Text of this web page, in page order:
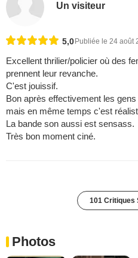
Un visiteur
5,0 Publiée le 24 août
Excellent thrilier/policier où des
prennent leur revanche.
C'est jouissif.
Bon après effectivement les
mais en même temps c'est
La bande son aussi est sensass.
Très bon moment ciné.
101 Critiques
Photos